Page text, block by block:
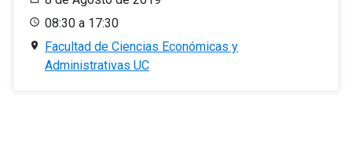
08:30 a 17:30
Facultad de Ciencias Económicas y
Administrativas UC